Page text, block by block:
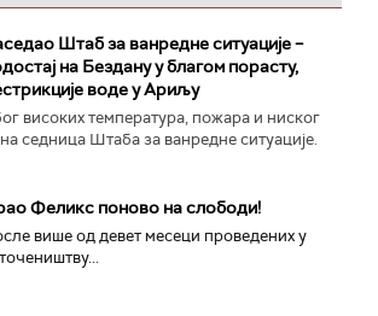
Штаб за ванредне ситуације –
на Бездану у благом порасту,
воде у Ариљу
високих температура, пожара и ниског
седница Штаба за ванредне ситуације.
Феликс поново на слободи!
више од девет месеци проведених у